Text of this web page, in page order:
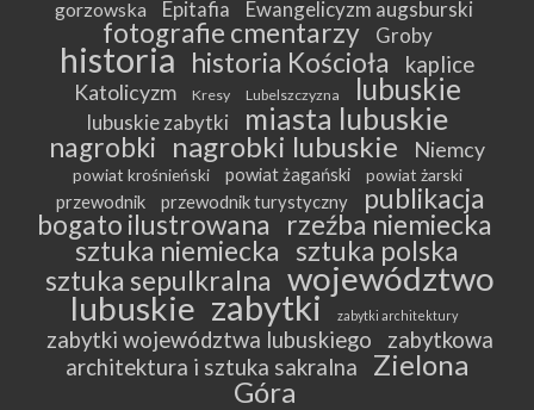
gorzowska
Epitafia Ewangelicyzm augsburski
fotografie cmentarzy Groby
historia historia Kościoła kaplice
Katolicyzm Kresy Lubelszczyzna lubuskie
lubuskie zabytki miasta lubuskie
nagrobki nagrobki lubuskie Niemcy
powiat krośnieński powiat żagański powiat żarski
przewodnik przewodnik turystyczny
publikacja
bogato ilustrowana
rzeźba niemiecka
sztuka niemiecka sztuka polska
sztuka sepulkralna województwo
lubuskie zabytki zabytki architektury
zabytki województwa lubuskiego
zabytkowa
architektura i sztuka sakralna
Zielona
Góra